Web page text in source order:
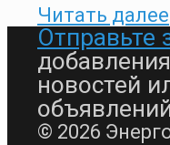
Читать далее
Отправьте
новостей
© 2026